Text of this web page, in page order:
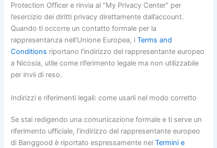
Protection Officer e rinvia al “My Privacy Center” per
l’esercizio dei diritti privacy direttamente dall’account.
Quando ti occorre un contatto formale per la
rappresentanza nell’Unione Europea, iTerms and
Conditions riportano l’indirizzo del rappresentante europeo
a Nicosia, utile come riferimento legale ma non utilizzabile
per invii di reso.
Indirizzi e riferimenti legali: come usarli nel modo corretto
Se stai redigendo una comunicazione formale e ti serve un
riferimento ufficiale, l’indirizzo del rappresentante europeo
di Banggood è riportato espressamente neiTermini e